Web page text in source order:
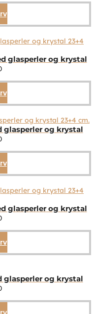
glasperler og krystal
og krystal
glasperler og krystal
og krystal